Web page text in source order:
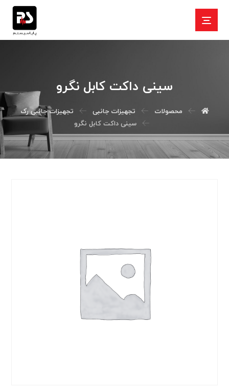
سینی داکت کابل نگرو
محصولات تجهیزات جانبی
تجهیزات جانبی رک
سینی داکت کابل نگرو